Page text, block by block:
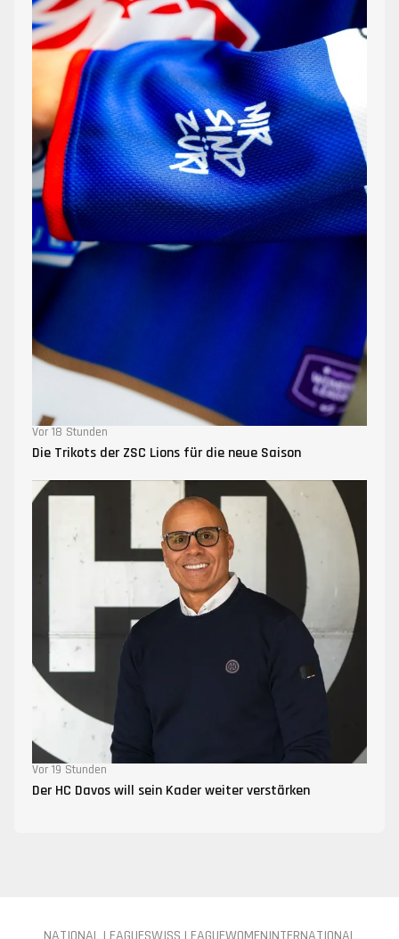
Vor 18 Stunden
Die Trikots der ZSC Lions für die neue Saison
Vor 19 Stunden
Der HC Davos will sein Kader weiter verstärken